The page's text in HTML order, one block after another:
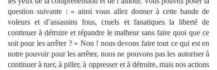
question suivante : « ainsi vous allez donner à cette bande de
voleurs et d’assassins fous, cruels et fanatiques la liberté de
continuer à détruire et répandre le malheur sans faire quoi que ce
soit pour les arrêter ? « Non ! nous devons faire tout ce qui est en
notre pouvoir pour les arrêter, nous ne pouvons pas les autoriser à
continuer à tuer, à piller, à oppresser et à détruire, mais nos actions